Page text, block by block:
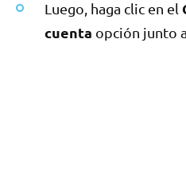
Luego, haga clic en el
cuenta opción junto a